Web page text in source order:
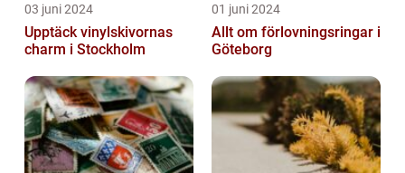
03 juni 2024
Upptäck vinylskivornas
charm i Stockholm
01 juni 2024
Allt om förlovningsringar i
Göteborg